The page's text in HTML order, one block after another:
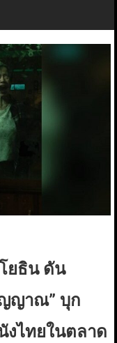
ยธิน ดัน
ญญาณ” บุก
งไทยในตลาด